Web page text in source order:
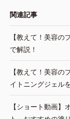
関連記事
【教えて！美容
で解説！
【教えて！美容の
イトニングジェル
【ショート動画】